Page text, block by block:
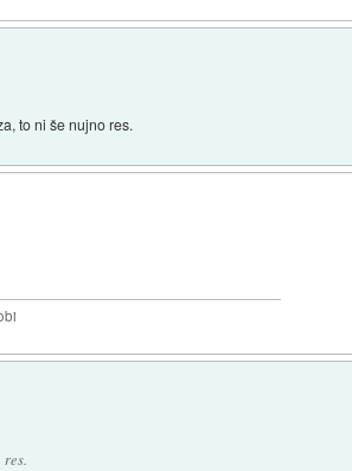
to ni še nujno res.
res.